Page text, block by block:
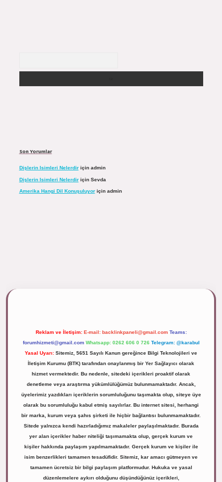
Son Yorumlar
Dişlerin Isimleri Nelerdiriçin admin
Dişlerin Isimleri Nelerdiriçin Sevda
Amerika Hangi Dil Konuşuluyoriçin admin
Reklam ve İletişim: E-mail: backlinkpaneli@gmail.com Teams:
forumhizmeti@gmail.com Whatsapp: 0262 606 0 726 Telegram: @karabul
Yasal Uyarı: Sitemiz, 5651 Sayılı Kanun gereğince Bilgi Teknolojileri ve
İletişim Kurumu (BTK) tarafından onaylanmış bir Yer Sağlayıcı olarak
hizmet vermektedir. Bu nedenle, sitedeki içerikleri proaktif olarak
denetleme veya araştırma yükümlülüğümüz bulunmamaktadır. Ancak,
üyelerimiz yazdıkları içeriklerin sorumluluğunu taşımakta olup, siteye üye
olarak bu sorumluluğu kabul etmiş sayılırlar. Bu internet sitesi, herhangi
bir marka, kurum veya şahıs şirketi ile hiçbir bağlantısı bulunmamaktadır.
Sitede yalnızca kendi hazırladığımız makaleler paylaşılmaktadır. Burada
yer alan içerikler haber niteliği taşımamakta olup, gerçek kurum ve
kişiler hakkında paylaşım yapılmamaktadır. Gerçek kurum ve kişiler ile
isim benzerlikleri tamamen tesadüfidir. Sitemiz, kar amacı gütmeyen ve
tamamen ücretsiz bir bilgi paylaşım platformudur. Hukuka ve yasal
düzenlemelere aykırı olduğunu düşündüğünüz içerikleri,